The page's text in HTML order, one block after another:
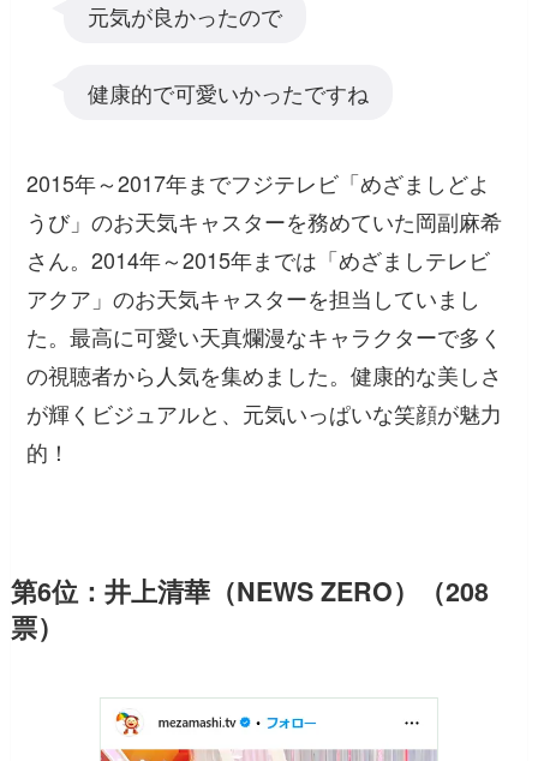
元気が良かったので
健康的で可愛いかったですね
2015年～2017年までフジテレビ「めざましどよ
うび」のお天気キャスターを務めていた岡副麻希
さん。2014年～2015年までは「めざましテレビ
アクア」のお天気キャスターを担当していまし
た。最高に可愛い天真爛漫なキャラクターで多く
の視聴者から人気を集めました。健康的な美しさ
が輝くビジュアルと、元気いっぱいな笑顔が魅力
的！
第6位：井上清華（NEWS ZERO）（208
票）